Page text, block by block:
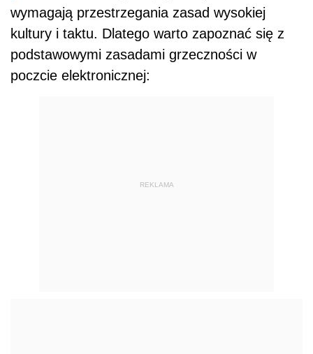
wymagają przestrzegania zasad wysokiej
kultury i taktu. Dlatego warto zapoznać się z
podstawowymi zasadami grzeczności w
poczcie elektronicznej:
REKLAMA